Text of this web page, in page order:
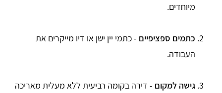
מיוחדים.
כתמים ספציפיים - כתמי יין ישן או דיו מייקרים את
העבודה.
גישה למקום - דירה בקומה רביעית ללא מעלית מאריכה